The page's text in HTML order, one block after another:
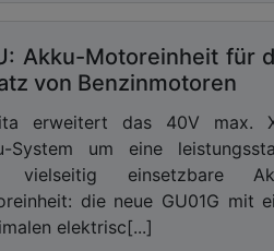
Ausgabe
der
der
Anschaffungskosten und
Geräte wie
Um zuverlässig
Akku-Motoreinheit für
von Benzinmotoren
erweitert das 40V max.
System um eine
vielseitig einsetzbare
die neue GU01G mit
elektrisc[...]